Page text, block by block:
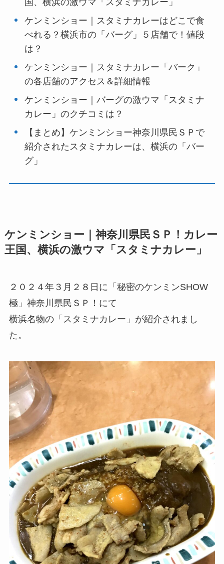
ケンミンショー｜スタミナカレーはどこで食
べれる？横浜市の「バーグ」５店舗で！値段
は？
ケンミンショー｜スタミナカレー「バーク」
の各店舗のアクセス＆詳細情報
ケンミンショー｜バーグの激ウマ「スタミナ
カレー」のクチコミは？
【まとめ】ケンミンショー神奈川県民ＳＰで
紹介されたスタミナカレーは、横浜の「バー
グ」
ケンミンショー｜神奈川県民ＳＰ！カレー
王国、横浜の激ウマ「スタミナカレー」
２０２４年３月２８日に「秘密のケンミンSHOW
極」神奈川県民ＳＰ！にて
横浜名物の「スタミナカレー」が紹介されまし
た。